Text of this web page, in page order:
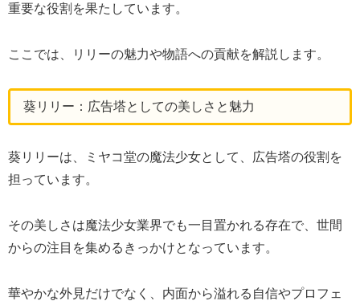
重要な役割を果たしています。
ここでは、リリーの魅力や物語への貢献を解説します。
葵リリー：広告塔としての美しさと魅力
葵リリーは、ミヤコ堂の魔法少女として、広告塔の役割を
担っています。
その美しさは魔法少女業界でも一目置かれる存在で、世間
からの注目を集めるきっかけとなっています。
華やかな外見だけでなく、内面から溢れる自信やプロフェ